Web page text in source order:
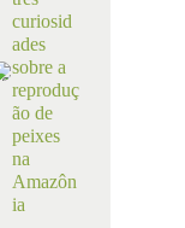
curiosid
ades
sobre a
reproduç
ão de
peixes
na
Amazôn
ia